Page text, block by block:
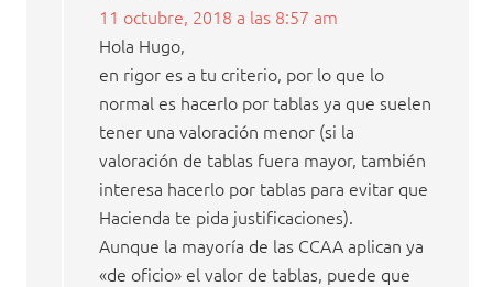
11 octubre, 2018 a las 8:57 am
Hola Hugo,
en rigor es a tu criterio, por lo que lo
normal es hacerlo por tablas ya que suelen
tener una valoración menor (si la
valoración de tablas fuera mayor, también
interesa hacerlo por tablas para evitar que
Hacienda te pida justificaciones).
Aunque la mayoría de las CCAA aplican ya
«de oficio» el valor de tablas, puede que